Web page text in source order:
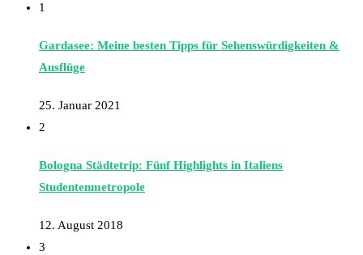
1
Gardasee: Meine besten Tipps für Sehenswürdigkeiten &
Ausflüge
25. Januar 2021
2
Bologna Städtetrip: Fünf Highlights in Italiens
Studentenmetropole
12. August 2018
3